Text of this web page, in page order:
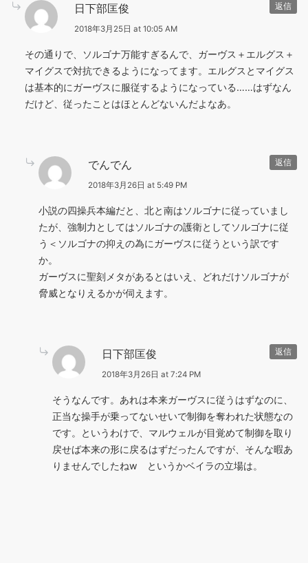
返信
日下部匡俊
2018年3月25日 at 10:05 AM
その通りで、ソルゴナ万能すぎるんで、ガーヴス＋エルグス＋
マイグスで対抗できるようになってます。エルグスとマイグス
は基本的にガーヴスに服従するようになっている……はずなん
だけど、従ったことはほとんどないんだよなあ。
返信
でんでん
2018年3月26日 at 5:49 PM
小説の四操兵本編だと、北と南はソルゴナに従っていまし
たが、強制力としてはソルゴナの護衛としてソルゴナに従
う＜ソルゴナの抑えの為にガーヴスに従うという訳です
か。
ガーヴスに聖刻メタがあるとはいえ、どれだけソルゴナが
脅威となりえるかが伺えます。
返信
日下部匡俊
2018年3月26日 at 7:24 PM
そうなんです。あれは本来ガーヴスに従うはずなのに、
正当な操手が乗ってないせいで制御を奪われた状態なの
です。というわけで、マルウェルが目覚めて制御を取り
戻せば本来の形に戻るはずだったんですが、そんな暇あ
りませんでしたねw というかベイラの立場は。